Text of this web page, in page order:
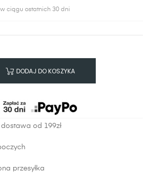
ciągu ostatnich 30 dni
DODAJ DO KOSZYKA
od 199zł
przesyłka